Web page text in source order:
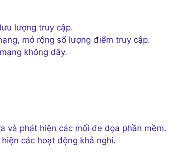
lượng truy cập.
mở rộng số lượng điểm truy cập.
không dây.
và phát hiện các mối đe dọa phần mềm.
các hoạt động khả nghi.